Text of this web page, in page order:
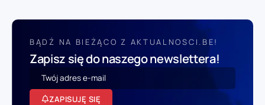
BĄDŹ NA BIEŻĄCO Z AKTUALNOSCI.BE!
Zapisz się do naszego newslettera!
ZAPISUJĘ SIĘ